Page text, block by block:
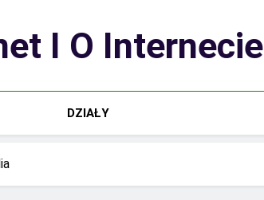
I O Internecie
DZIAŁY